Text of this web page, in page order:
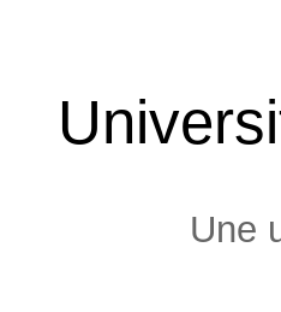
Une